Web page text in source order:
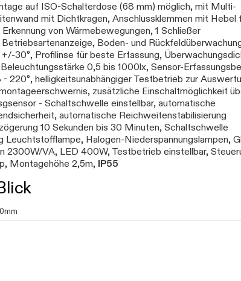
auf ISO-Schalterdose (68 mm) möglich, mit Multi-
mit Dichtkragen, Anschlussklemmen mit Hebel
von Wärmebewegungen, 1 Schließer
Boden- und
30°, Profilinse für beste Erfassung,
0,5 bis 1000lx, Sensor-
220°, helligkeitsunabhängiger Testbetrieb zur
zusätzliche Einschaltmöglichkeit
- Schaltschwelle einstellbar, automatische
automatische Reichweitenstabilisierung
10 Sekunden bis 30 Minuten, Schaltschwelle
Leuchtstofflampe, Halogen-Niederspannungslampen,
2300W/VA, LED 400W, Testbetrieb einstellbar,
Montagehöhe 2,5m, IP55